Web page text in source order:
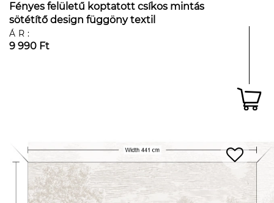
Fényes felületű koptatott csíkos mintás
sötétítő design függöny textil
ÁR:
9 990 Ft